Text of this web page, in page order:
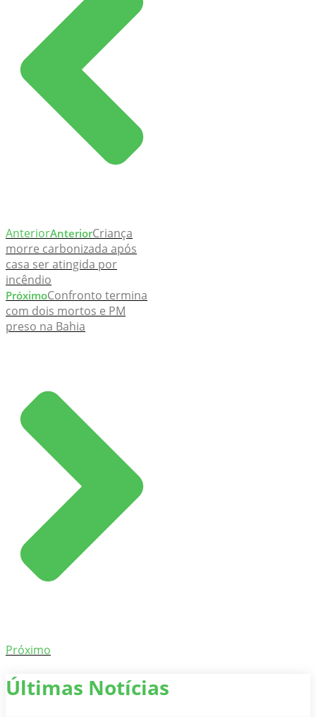
AnteriorAnteriorCriança
morre carbonizada após
casa ser atingida por
incêndio
PróximoConfronto termina
com dois mortos e PM
preso na Bahia
Próximo
Últimas Notícias